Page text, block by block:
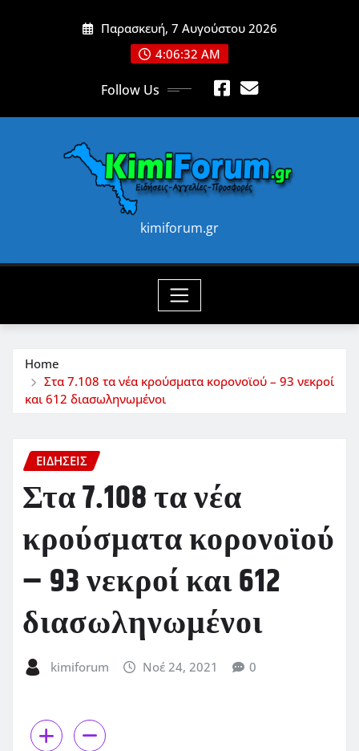
Παρασκευή, 7 Αυγούστου 2026
4:06:33 AM
Follow Us
kimiforum.gr
Home
Στα 7.108 τα νέα κρούσματα κορονοϊού – 93 νεκροί
και 612 διασωληνωμένοι
ΕΙΔΗΣΕΙΣ
Στα 7.108 τα νέα
κρούσματα κορονοϊού
– 93 νεκροί και 612
διασωληνωμένοι
kimiforum Νοέ 24, 2021 0